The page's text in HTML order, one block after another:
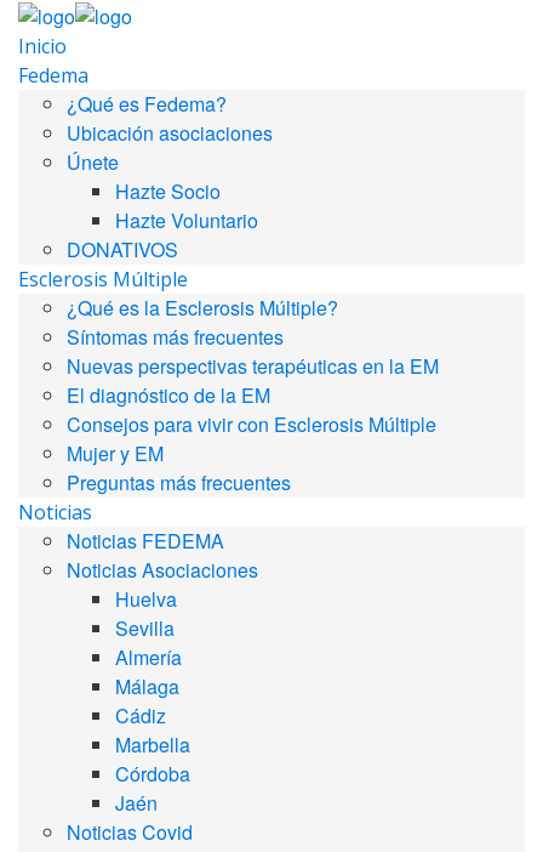
Inicio
Fedema
¿Qué es Fedema?
Ubicación asociaciones
Únete
Hazte Socio
Hazte Voluntario
DONATIVOS
Esclerosis Múltiple
¿Qué es la Esclerosis Múltiple?
Síntomas más frecuentes
Nuevas perspectivas terapéuticas en la EM
El diagnóstico de la EM
Consejos para vivir con Esclerosis Múltiple
Mujer y EM
Preguntas más frecuentes
Noticias
Noticias FEDEMA
Noticias Asociaciones
Huelva
Sevilla
Almería
Málaga
Cádiz
Marbella
Córdoba
Jaén
Noticias Covid